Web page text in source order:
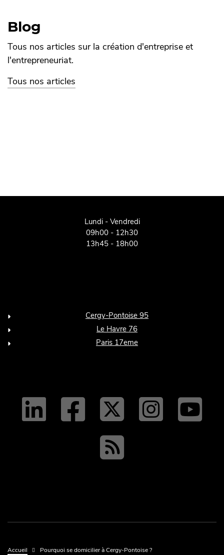
Blog
Tous nos articles sur la création d'entreprise et
l'entrepreneuriat.
Tous nos articles
Lundi - Vendredi
09h00 - 12h30
13h45 - 18h00
Cergy-Pontoise 95
Le Havre 76
Paris 17eme
linkedin
RSS
Accueil Pourquoi se domicilier à Cergy-Pontoise ?